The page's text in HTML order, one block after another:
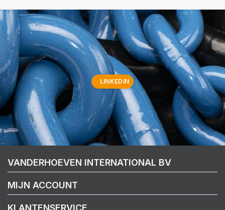
LINKEDIN
VANDERHOEVEN INTERNATIONAL BV
MIJN ACCOUNT
KLANTENSERVICE